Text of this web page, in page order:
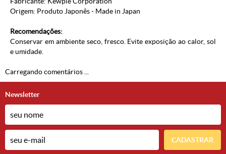
Origem: Produto Japonês - Made in Japan
Recomendações:
Conservar em ambiente seco, fresco. Evite exposição ao calor, sol
e umidade.
Carregando comentários ...
Newsletter
CADASTRAR